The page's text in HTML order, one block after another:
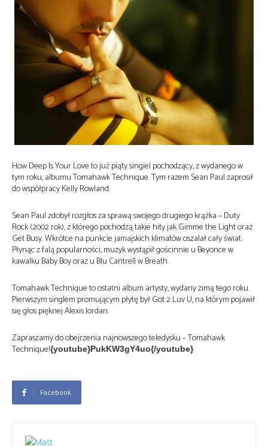
How Deep Is Your Love to już piąty singiel pochodzący, z wydanego w
tym roku, albumu Tomahawk Technique. Tym razem Sean Paul zaprosił
do współpracy Kelly Rowland.
Sean Paul zdobył rozgłos za sprawą swojego drugiego krążka – Duty
Rock (2002 rok), z którego pochodzą takie hity jak Gimme the Light oraz
Get Busy. Wkrótce na punkcie jamajskich klimatów oszalał cały świat.
Płynąc z falą popularności, muzyk wystąpił gościnnie u Beyonce w
kawalku Baby Boy oraz u Blu Cantrell w Breath.
Tomahawk Technique to ostatni album artysty, wydany zimą tego roku.
Pierwszym singlem promującym płytę był Got 2 Luv U, na którym pojawił
się głos pięknej Alexis Jordan.
Zapraszamy do obejrzenia najnowszego teledysku – Tomahawk
Technique!{youtube}PukKW3gY4uo{/youtube}
Facebook